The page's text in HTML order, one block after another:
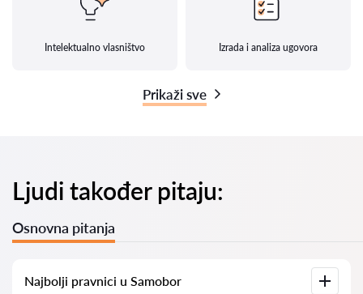
Intelektualno vlasništvo Izrada i analiza ugovora
Prikaži sve
Ljudi također pitaju:
Osnovna pitanja
Najbolji pravnici u Samobor